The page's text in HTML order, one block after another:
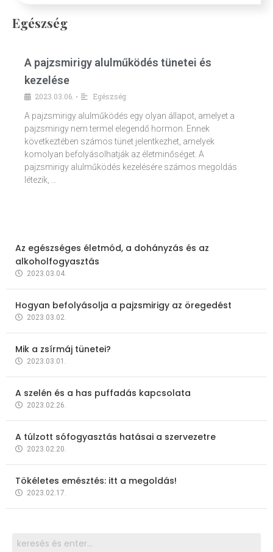
Egészség
A pajzsmirigy alulműködés tünetei és
kezelése
2023.03.06. •
Egészség
A pajzsmirigy alulműködés egy olyan állapot, amelyet a
pajzsmirigy nem termel elegendő hormon. Ennek
következtében számos tünet jelentkezhet, amelyek
komolyan befolyásolhatják az életminőséget. A
pajzsmirigy alulműködés kezelésére számos megoldás
létezik, …
Az egészséges életmód, a dohányzás és az
alkoholfogyasztás
2023.03.04.
Hogyan befolyásolja a pajzsmirigy az öregedést
2023.03.02.
Mik a zsírmáj tünetei?
2023.03.01.
A szelén és a has puffadás kapcsolata
2023.02.26.
A túlzott sófogyasztás hatásai a szervezetre
2023.02.20.
Tökéletes emésztés: itt a megoldás!
2023.02.17.